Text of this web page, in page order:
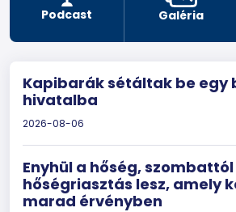
Podcast Galéria
Kapibarák sétáltak be egy
hivatalba
2026-08-06
Enyhül a hőség,
hőségriasztás lesz, amely
marad érvényben